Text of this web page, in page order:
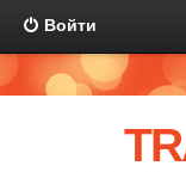
Войти